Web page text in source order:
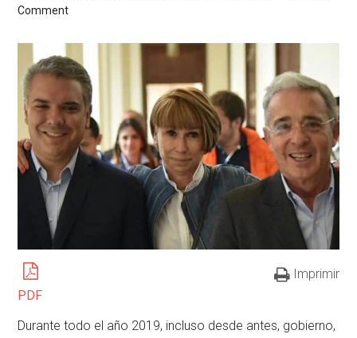
Comment
PDF
Imprimir
Durante todo el año 2019, incluso desde antes, gobierno,